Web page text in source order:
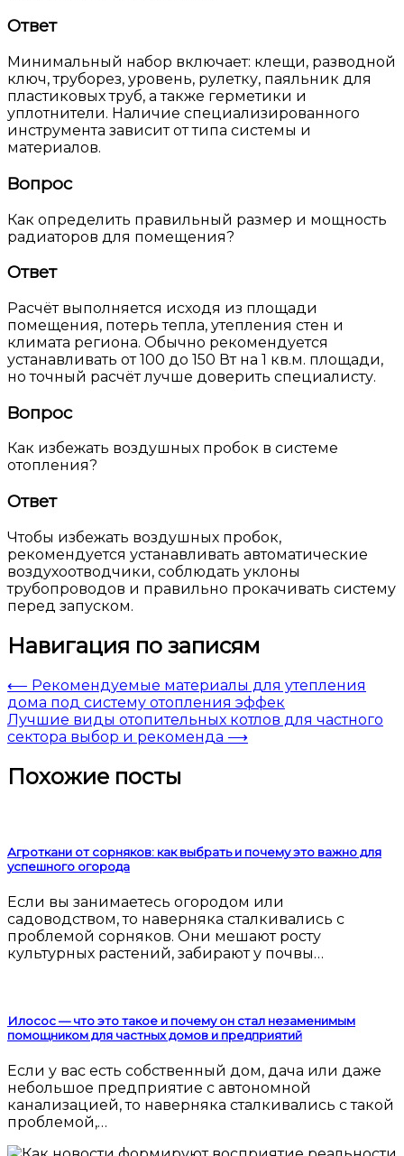
Ответ
Минимальный набор включает: клещи, разводной
ключ, труборез, уровень, рулетку, паяльник для
пластиковых труб, а также герметики и
уплотнители. Наличие специализированного
инструмента зависит от типа системы и
материалов.
Вопрос
Как определить правильный размер и мощность
радиаторов для помещения?
Ответ
Расчёт выполняется исходя из площади
помещения, потерь тепла, утепления стен и
климата региона. Обычно рекомендуется
устанавливать от 100 до 150 Вт на 1 кв.м. площади,
но точный расчёт лучше доверить специалисту.
Вопрос
Как избежать воздушных пробок в системе
отопления?
Ответ
Чтобы избежать воздушных пробок,
рекомендуется устанавливать автоматические
воздухоотводчики, соблюдать уклоны
трубопроводов и правильно прокачивать систему
перед запуском.
Навигация по записям
⟵ Рекомендуемые материалы для утепления
дома под систему отопления эффек
Лучшие виды отопительных котлов для частного
сектора выбор и рекоменда ⟶
Похожие посты
Агроткани от сорняков: как выбрать и почему это важно для
успешного огорода
Если вы занимаетесь огородом или
садоводством, то наверняка сталкивались с
проблемой сорняков. Они мешают росту
культурных растений, забирают у почвы…
Илосос — что это такое и почему он стал незаменимым
помощником для частных домов и предприятий
Если у вас есть собственный дом, дача или даже
небольшое предприятие с автономной
канализацией, то наверняка сталкивались с такой
проблемой,…